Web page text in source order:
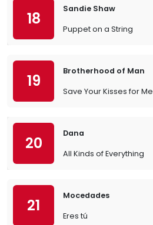
18
Sandie Shaw
Puppet on a String
19
Brotherhood of Man
Save Your Kisses for Me
20
Dana
All Kinds of Everything
21
Mocedades
Eres tú